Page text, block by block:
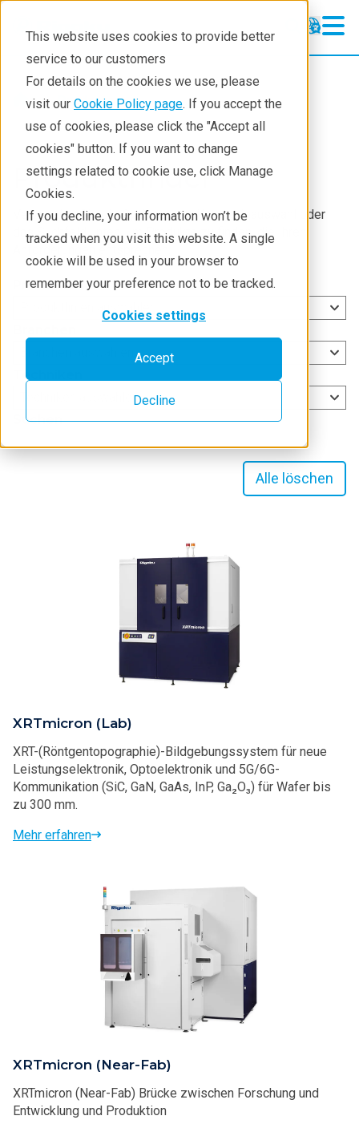
This website uses cookies to provide better
service to our customers
For details on the cookies we use, please
visit our Cookie Policy page. If you accept the
use of cookies, please click the "Accept all
cookies" button. If you want to change
settings related to cookie use, click Manage
Cookies.
If you decline, your information won’t be
tracked when you visit this website. A single
cookie will be used in your browser to
remember your preference not to be tracked.
Cookies settings
Accept
Decline
Products
Produktfinder
Verwenden Sie die Optionen zur Kategorieauswahl oder
das Suchfeld unten, um Produkte zu finden, die Ihren
Anforderungen entsprechen.
Produktlinien
Produktlinien auswählen
Techniken
Techniken auswählen
Suchen
Alle löschen
XRTmicron (Lab)
XRT-(Röntgentopographie)-Bildgebungssystem für neue
Leistungselektronik, Optoelektronik und 5G/6G-
Kommunikation (SiC, GaN, GaAs, InP, Ga₂O₃) für Wafer bis
zu 300 mm.
Mehr erfahren
XRTmicron (Near-Fab)
XRTmicron (Near-Fab) Brücke zwischen Forschung und
Entwicklung und Produktion